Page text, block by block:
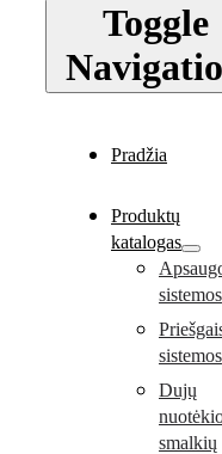
Toggle
Pradžia
Produktų
katalogas
sistemos
sistemos
Dujų
smalkių